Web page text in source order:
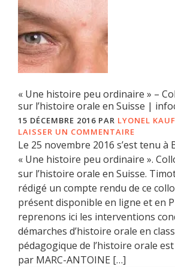
« Une histoire peu ordinaire » –
sur l’histoire orale en Suisse |
15 DÉCEMBRE 2016 PAR LYONEL
LAISSER UN COMMENTAIRE
Le 25 novembre 2016 s’est tenu à
« Une histoire peu ordinaire ».
sur l’histoire orale en Suisse.
rédigé un compte rendu de ce
présent disponible en ligne et en
reprenons ici les interventions
démarches d’histoire orale en
pédagogique de l’histoire orale
par MARC-ANTOINE […]